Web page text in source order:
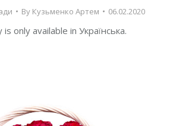
By Кузьменко Артем 06.02.2020
only available in Українська.